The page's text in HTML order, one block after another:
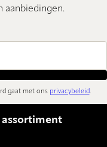
aanbiedingen.
gaat met ons privacybeleid.
assortiment